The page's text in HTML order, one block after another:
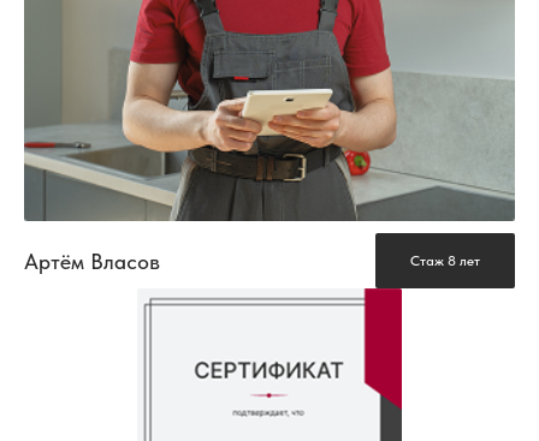
Артём Власов Стаж 8 лет